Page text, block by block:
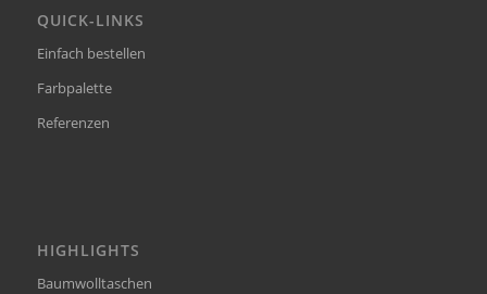
QUICK-LINKS
Einfach bestellen
Farbpalette
Referenzen
HIGHLIGHTS
Baumwolltaschen